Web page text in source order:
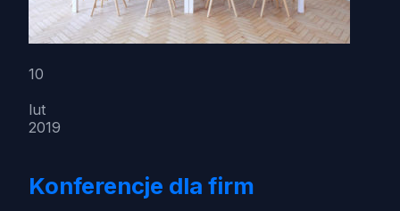
10
lut
2019
Konferencje dla firm